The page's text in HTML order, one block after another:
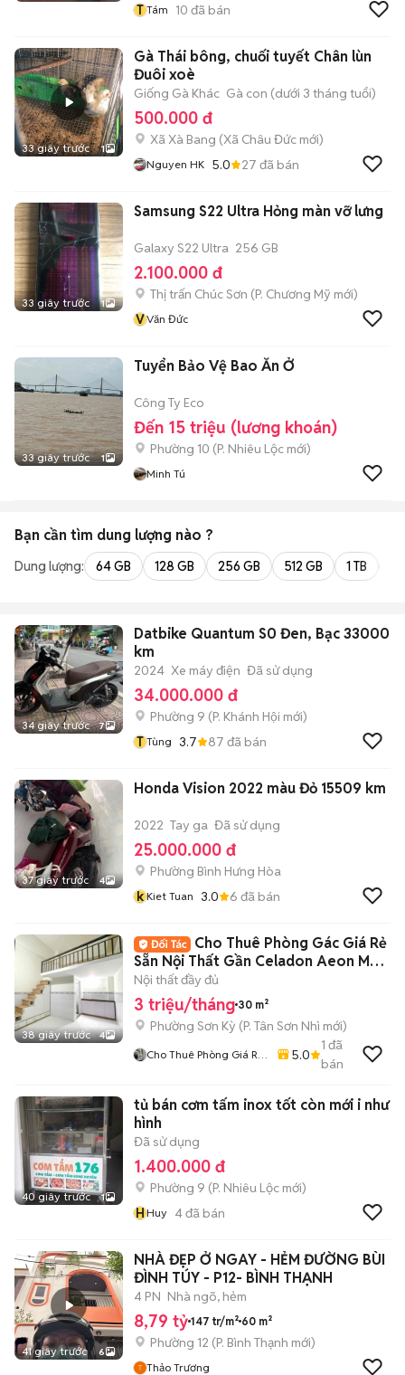
T Tám 10 đã bán
33 giây trước 1
Gà Thái bông, chuối tuyết Chân lùn
Đuôi xoè
Giống Gà Khác Gà con (dưới 3 tháng tuổi)
500.000 đ
Xã Xà Bang (Xã Châu Đức mới)
Nguyen HK 5.0 27 đã bán
33 giây trước 1
Samsung S22 Ultra Hỏng màn vỡ lưng
Galaxy S22 Ultra 256 GB
2.100.000 đ
Thị trấn Chúc Sơn (P. Chương Mỹ mới)
VVăn Đức
33 giây trước 1
Tuyển Bảo Vệ Bao Ăn Ở
Công Ty Eco
Đến 15 triệu (lương khoán)
Phường 10 (P. Nhiêu Lộc mới)
Minh Tú
Bạn cần tìm dung lượng nào ?
Dung lượng: 64 GB 128 GB 256 GB 512 GB 1 TB
34 giây trước 7
Datbike Quantum S0 Đen, Bạc 33000
km
2024 Xe máy điện Đã sử dụng
34.000.000 đ
Phường 9 (P. Khánh Hội mới)
T Tùng 3.7 87 đã bán
37 giây trước 4
Honda Vision 2022 màu Đỏ 15509 km
2022 Tay ga Đã sử dụng
25.000.000 đ
Phường Bình Hưng Hòa
k Kiet Tuan 3.0 6 đã bán
38 giây trước 4
Cho Thuê Phòng Gác Giá Rẻ
Sẵn Nội Thất Gần Celadon Aeon Mall
Tân Phú
Nội thất đầy đủ
3 triệu/tháng 30 m²
Phường Sơn Kỳ (P. Tân Sơn Nhì mới)
Cho Thuê Phòng Giá Rẻ
5.0
1 đã
bán
40 giây trước 1
tủ bán cơm tấm inox tốt còn mới i như
hình
Đã sử dụng
1.400.000 đ
Phường 9 (P. Nhiêu Lộc mới)
HHuy 4đã bán
41 giây trước 6
NHÀ ĐẸP Ở NGAY - HẺM ĐƯỜNG BÙI
ĐÌNH TÚY - P12- BÌNH THẠNH
4 PN Nhà ngõ, hẻm
8,79 tỷ 147 tr/m² 60 m²
Phường 12 (P. Bình Thạnh mới)
Thảo Trương